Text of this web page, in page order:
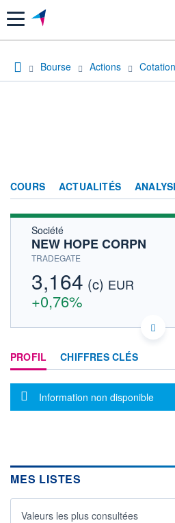
Menu
Bourse Actions
COURS ACTUALITÉS
Société
NEW HOPE CORPN
TRADEGATE
3,164 (c) EUR
+0,76%
AU000000NHC7 OD8
Politique d'exécution
Cotation sur les autres places
OUVERTURE
0,000
PROFIL CHIFFRES CLÉS
Message d'information
Information non disponible
MES LISTES
Valeurs les plus consultées